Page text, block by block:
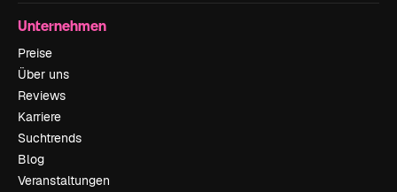
Unternehmen
Preise
Über uns
Reviews
Karriere
Suchtrends
Blog
Veranstaltungen